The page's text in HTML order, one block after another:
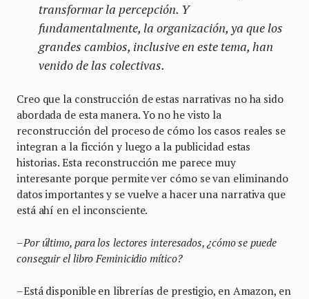
transformar la percepción. Y
fundamentalmente, la organización, ya que los
grandes cambios, inclusive en este tema, han
venido de las colectivas.
Creo que la construcción de estas narrativas no ha sido
abordada de esta manera. Yo no he visto la
reconstrucción del proceso de cómo los casos reales se
integran a la ficción y luego a la publicidad estas
historias. Esta reconstrucción me parece muy
interesante porque permite ver cómo se van eliminando
datos importantes y se vuelve a hacer una narrativa que
está ahí en el inconsciente.
–Por último, para los lectores interesados, ¿cómo se puede
conseguir el libro Feminicidio mítico?
–Está disponible en librerías de prestigio, en Amazon, en